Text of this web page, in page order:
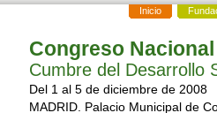
Inicio
Congreso
Cumbre del Desarrollo
Del 1 al 5 de diciembre de 2008
MADRID. Palacio Municipal de